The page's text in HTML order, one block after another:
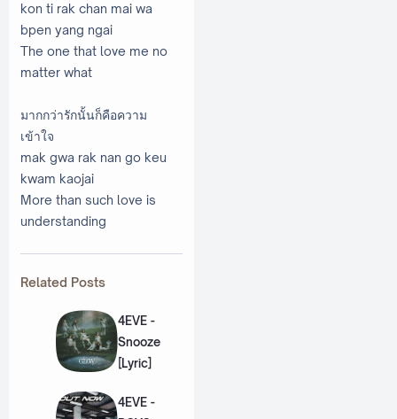
kon ti rak chan mai wa
bpen yang ngai
The one that love me no
matter what
มากกว่ารักนั้นก็คือความ
เข้าใจ
mak gwa rak nan go keu
kwam kaojai
More than such love is
understanding
Related Posts
4EVE -
Snooze
[Lyric]
4EVE -